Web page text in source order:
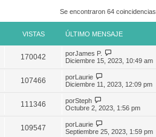
Se encontraron 64 coincidencias
VISTAS ÚLTIMO MENSAJE
170042 porJames P.
Diciembre 15, 2023, 10:49 am
107466 porLaurie
Diciembre 11, 2023, 12:09 pm
111346 porSteph
Octubre 2, 2023, 1:56 pm
109547 porLaurie
Septiembre 25, 2023, 1:59 pm